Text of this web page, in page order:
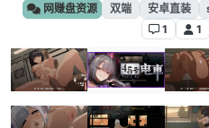
网赚盘资源 双端 安卓直装
1
1